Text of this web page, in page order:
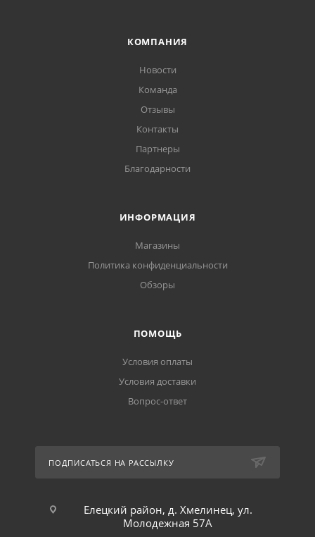
КОМПАНИЯ
Новости
Команда
Отзывы
Контакты
Партнеры
Благодарности
ИНФОРМАЦИЯ
Магазины
Политика конфиденциальности
Обзоры
ПОМОЩЬ
Условия оплаты
Условия доставки
Вопрос-ответ
ПОДПИСАТЬСЯ НА РАССЫЛКУ
Елецкий район, д. Хмелинец, ул.
Молодежная 57А